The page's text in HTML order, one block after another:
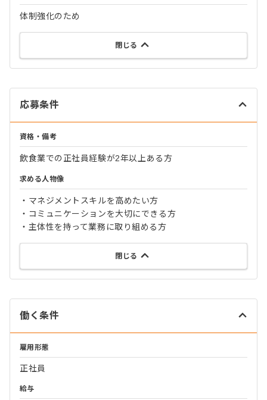
体制強化のため
閉じる
応募条件
資格・備考
飲食業での正社員経験が2年以上ある方
求める人物像
・マネジメントスキルを高めたい方
・コミュニケーションを大切にできる方
・主体性を持って業務に取り組める方
閉じる
働く条件
雇用形態
正社員
給与